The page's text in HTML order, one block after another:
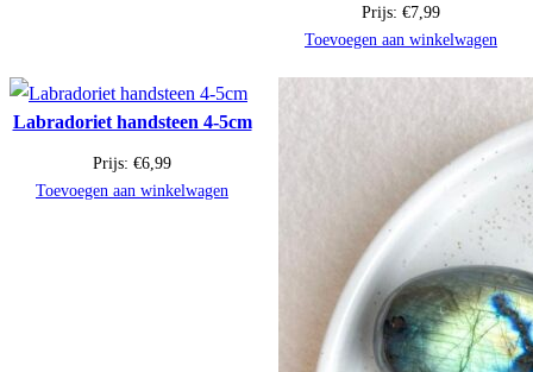
Prijs: €7,99
Toevoegen aan winkelwagen
Labradoriet handsteen 4-5cm
Prijs: €6,99
Toevoegen aan winkelwagen